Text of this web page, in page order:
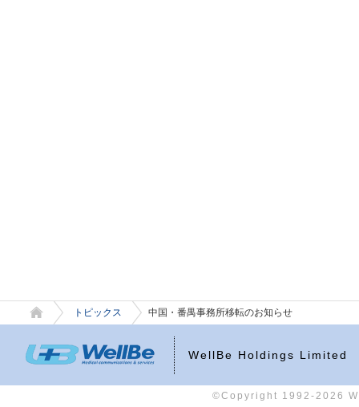
トピックス 中国・番禺事務所移転のお知らせ
WellBe Holdings Limited
©Copyright 1992-2026